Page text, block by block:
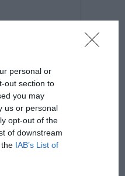
personal or
out section to
you may
us or personal
opt-out of the
of downstream
IAB’s List of